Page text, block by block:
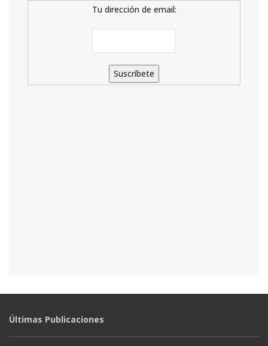
Tu dirección de email:
Últimas Publicaciones